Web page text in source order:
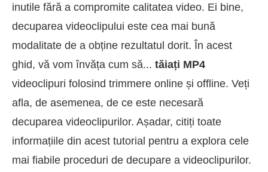
inutile fără a compromite calitatea video. Ei bine,
decuparea videoclipului este cea mai bună
modalitate de a obține rezultatul dorit. În acest
ghid, vă vom învăța cum să... tăiați MP4
videoclipuri folosind trimmere online și offline. Veți
afla, de asemenea, de ce este necesară
decuparea videoclipurilor. Așadar, citiți toate
informațiile din acest tutorial pentru a explora cele
mai fiabile proceduri de decupare a videoclipurilor.